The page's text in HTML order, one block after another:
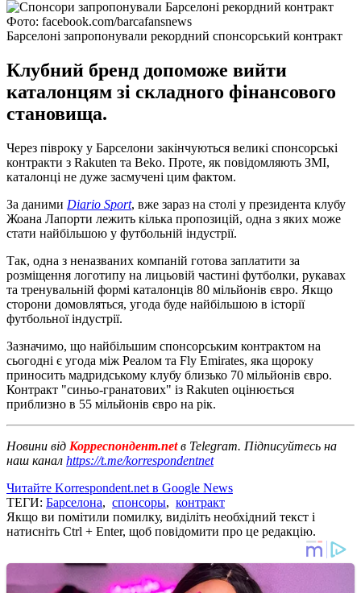
Фото: facebook.com/barcafansnews
Барселоні запропонували рекордний спонсорський контракт
Клубний бренд допоможе вийти
каталонцям зі складного фінансового
становища.
Через півроку у Барселони закінчуються великі спонсорські
контракти з Rakuten та Beko. Проте, як повідомляють ЗМІ,
каталонці не дуже засмучені цим фактом.
За даними Diario Sport, вже зараз на столі у президента клубу
Жоана Лапорти лежить кілька пропозицій, одна з яких може
стати найбільшою у футбольній індустрії.
Так, одна з неназваних компаній готова заплатити за
розміщення логотипу на лицьовій частині футболки, рукавах
та тренувальній формі каталонців 80 мільйонів євро. Якщо
сторони домовляться, угода буде найбільшою в історії
футбольної індустрії.
Зазначимо, що найбільшим спонсорським контрактом на
сьогодні є угода між Реалом та Fly Emirates, яка щороку
приносить мадридському клубу близько 70 мільйонів євро.
Контракт "синьо-гранатових" із Rakuten оцінюється
приблизно в 55 мільйонів євро на рік.
Новини від Корреспондент.netв Telegram. Підписуйтесь на
наш канал https://t.me/korrespondentnet
Читайте Korrespondent.net в Google News
ТЕГИ: Барселона, спонсоры, контракт
Якщо ви помітили помилку, виділіть необхідний текст і
натисніть Ctrl + Enter, щоб повідомити про це редакцію.